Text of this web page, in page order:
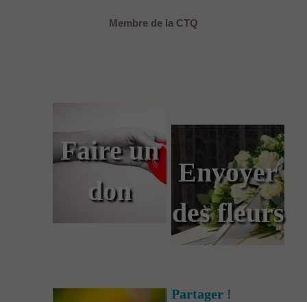
Membre de la CTQ
Faire un
don
Envoyer
des fleurs
Partager !